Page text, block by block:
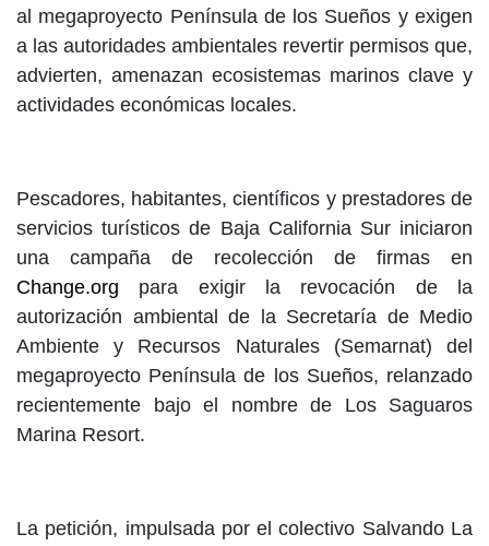
al megaproyecto Península de los Sueños y exigen
a las autoridades ambientales revertir permisos que,
advierten, amenazan ecosistemas marinos clave y
actividades económicas locales.
Pescadores, habitantes, científicos y prestadores de
servicios turísticos de Baja California Sur iniciaron
una campaña de recolección de firmas en
Change.org para exigir la revocación de la
autorización ambiental de la Secretaría de Medio
Ambiente y Recursos Naturales (Semarnat) del
megaproyecto Península de los Sueños, relanzado
recientemente bajo el nombre de Los Saguaros
Marina Resort.
La petición, impulsada por el colectivo Salvando La